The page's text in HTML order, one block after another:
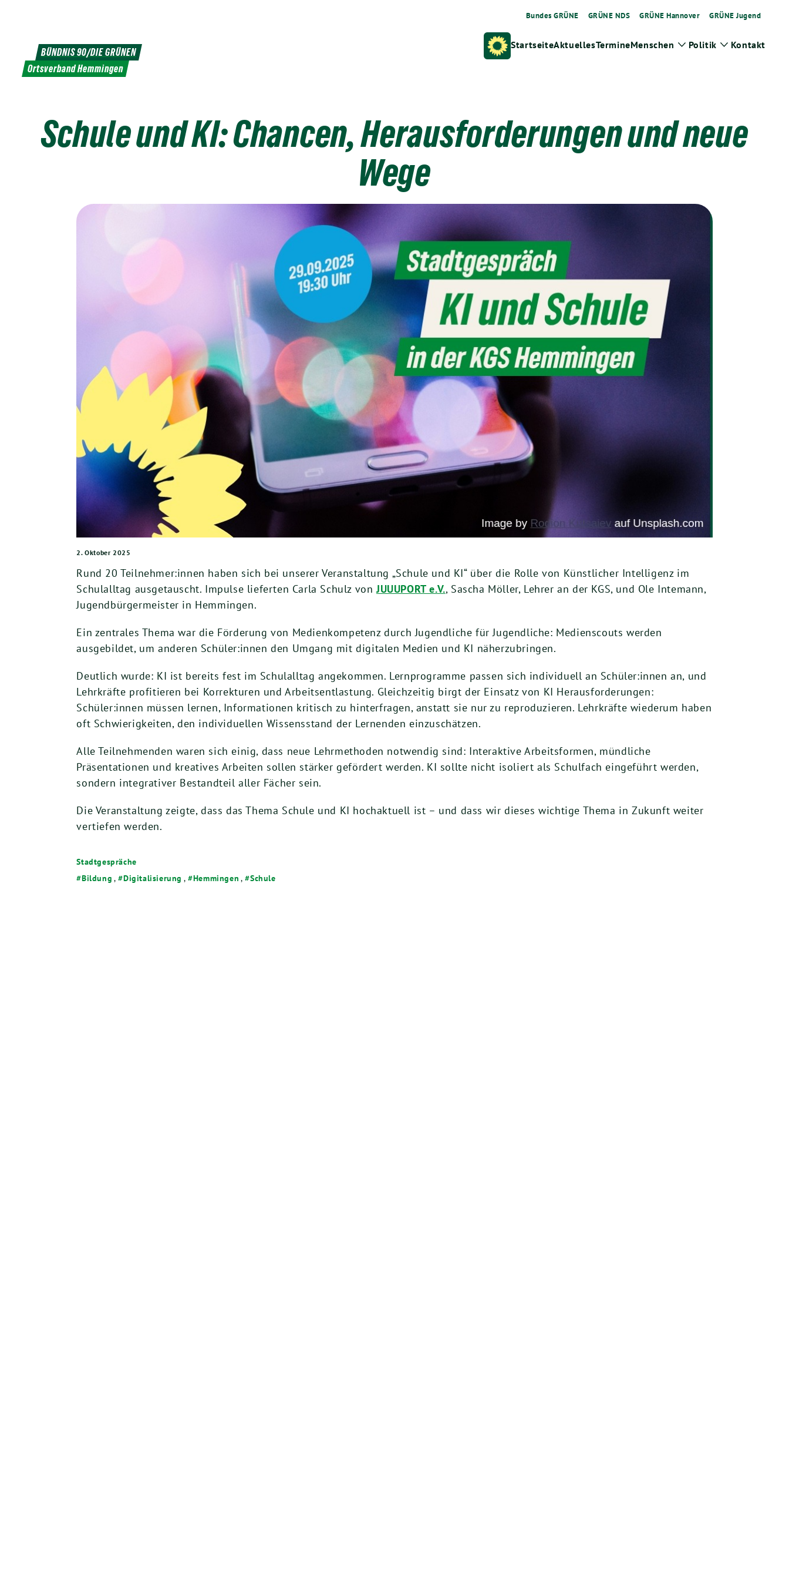
Bundes GRÜNE GRÜNE NDS GRÜNE Hannover GRÜNE Jugend
BÜNDNIS 90/DIE GRÜNEN
Ortsverband Hemmingen
StartseiteAktuellesTermineMenschen
Zeige
Politik Zeige
Kontakt
Schule und KI: Chancen, Herausforderungen und neue
Wege
2. Oktober 2025
Rund 20 Teilnehmer:innen haben sich bei unserer Veranstaltung „Schule und KI“ über die Rolle von Künstlicher Intelligenz im
Schulalltag ausgetauscht. Impulse lieferten Carla Schulz vonJUUUPORT e.V., Sascha Möller, Lehrer an der KGS, und Ole Intemann,
Jugendbürgermeister in Hemmingen.
Ein zentrales Thema war die Förderung von Medienkompetenz durch Jugendliche für Jugendliche: Medienscouts werden
ausgebildet, um anderen Schüler:innen den Umgang mit digitalen Medien und KI näherzubringen.
Deutlich wurde: KI ist bereits fest im Schulalltag angekommen. Lernprogramme passen sich individuell an Schüler:innen an, und
Lehrkräfte profitieren bei Korrekturen und Arbeitsentlastung. Gleichzeitig birgt der Einsatz von KI Herausforderungen:
Schüler:innen müssen lernen, Informationen kritisch zu hinterfragen, anstatt sie nur zu reproduzieren. Lehrkräfte wiederum haben
oft Schwierigkeiten, den individuellen Wissensstand der Lernenden einzuschätzen.
Alle Teilnehmenden waren sich einig, dass neue Lehrmethoden notwendig sind: Interaktive Arbeitsformen, mündliche
Präsentationen und kreatives Arbeiten sollen stärker gefördert werden. KI sollte nicht isoliert als Schulfach eingeführt werden,
sondern integrativer Bestandteil aller Fächer sein.
Die Veranstaltung zeigte, dass das Thema Schule und KI hochaktuell ist – und dass wir dieses wichtige Thema in Zukunft weiter
vertiefen werden.
Stadtgespräche
Bildung , Digitalisierung , Hemmingen , Schule